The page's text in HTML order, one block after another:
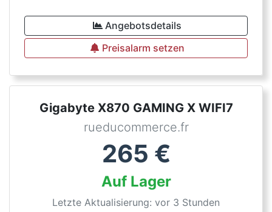
Angebotsdetails
Preisalarm setzen
Gigabyte X870 GAMING X WIFI7
rueducommerce.fr
265 €
Auf Lager
Letzte Aktualisierung: vor 3 Stunden